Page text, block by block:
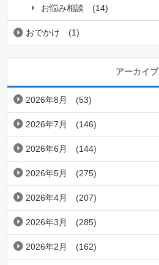
お悩み相談
(14)
おでかけ (1)
アーカイブ
2026年8月 (53)
2026年7月 (146)
2026年6月 (144)
2026年5月 (275)
2026年4月 (207)
2026年3月 (285)
2026年2月 (162)